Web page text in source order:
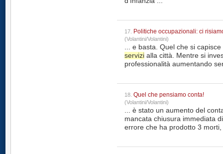
17. Politiche occupazionali: ci
(Volantini/Volantini)
... e basta. Quel che si
servizi alla città. Mentre si
professionalità aumentando
18. Quel che pensiamo conta!
(Volantini/Volantini)
... è stato un aumento del
mancata chiusura immediata
errore che ha prodotto 3